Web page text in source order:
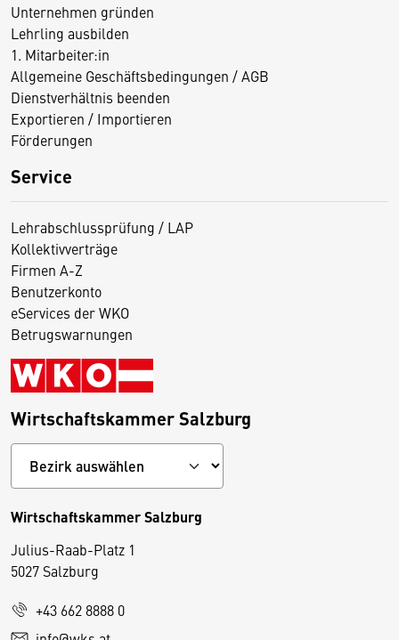
Unternehmen gründen
Lehrling ausbilden
1. Mitarbeiter:in
Allgemeine Geschäftsbedingungen / AGB
Dienstverhältnis beenden
Exportieren / Importieren
Förderungen
Service
Lehrabschlussprüfung / LAP
Kollektivverträge
Firmen A-Z
Benutzerkonto
eServices der WKO
Betrugswarnungen
Wirtschaftskammer Salzburg
Wirtschaftskammer Salzburg
Julius-Raab-Platz 1
5027 Salzburg
+43 662 8888 0
D